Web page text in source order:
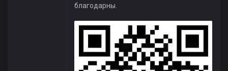
благодарны.